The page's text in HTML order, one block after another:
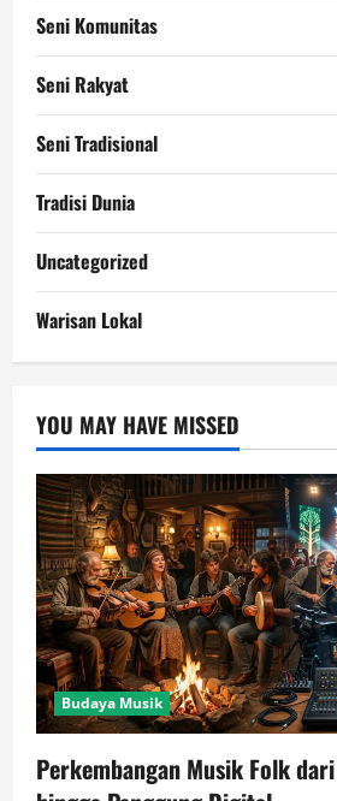
Seni Komunitas
Seni Rakyat
Seni Tradisional
Tradisi Dunia
Uncategorized
Warisan Lokal
YOU MAY HAVE MISSED
Budaya Musik
Perkembangan Musik Folk